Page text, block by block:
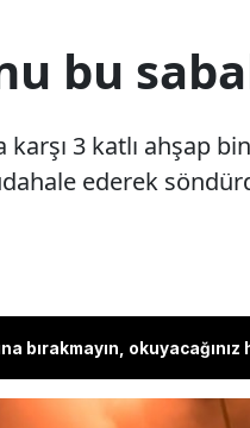
bu
3 katlı ahşap
ederek
bırakmayın,